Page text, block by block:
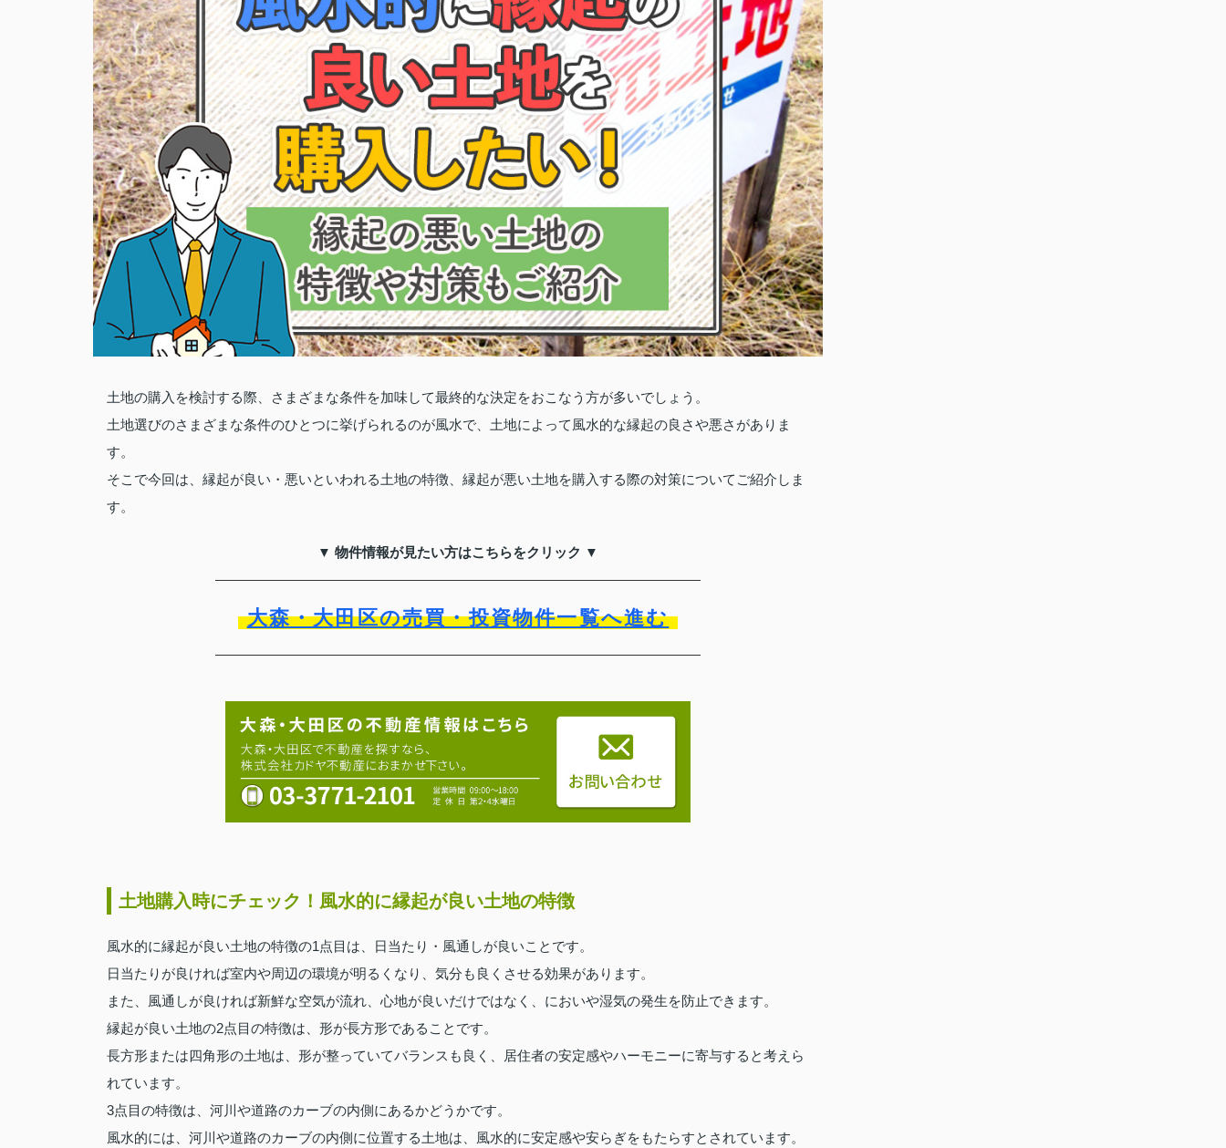
土地の購入を検討する際、さまざまな条件を加味して最終的な決定をおこなう方が多いでしょう。
土地選びのさまざまな条件のひとつに挙げられるのが風水で、土地によって風水的な縁起の良さや悪さがありま
す。
そこで今回は、縁起が良い・悪いといわれる土地の特徴、縁起が悪い土地を購入する際の対策についてご紹介しま
す。
▼ 物件情報が見たい方はこちらをクリック ▼
大森・大田区の売買・投資物件一覧へ進む
土地購入時にチェック！風水的に縁起が良い土地の特徴
風水的に縁起が良い土地の特徴の1点目は、日当たり・風通しが良いことです。
日当たりが良ければ室内や周辺の環境が明るくなり、気分も良くさせる効果があります。
また、風通しが良ければ新鮮な空気が流れ、心地が良いだけではなく、においや湿気の発生を防止できます。
縁起が良い土地の2点目の特徴は、形が長方形であることです。
長方形または四角形の土地は、形が整っていてバランスも良く、居住者の安定感やハーモニーに寄与すると考えら
れています。
3点目の特徴は、河川や道路のカーブの内側にあるかどうかです。
風水的には、河川や道路のカーブの内側に位置する土地は、風水的に安定感や安らぎをもたらすとされています。